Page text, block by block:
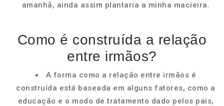
amanhã, ainda assim plantaria a minha macieira.
Como é construída a relação
entre irmãos?
A forma como a relação entre irmãos é
construída está baseada em alguns fatores, como a
educação e o modo de tratamento dado pelos pais,